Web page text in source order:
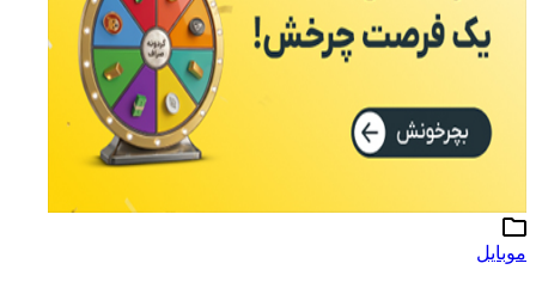
موبایل